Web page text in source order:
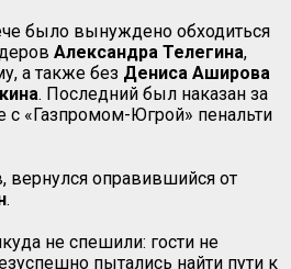
было вынуждено обходиться
Александра Телегина,
а также без Дениса Аширова
. Последний был наказан за
с «Газпромом-Югрой» пенальти
вернулся оправившийся от
.
не спешили: гости не
пытались найти пути к